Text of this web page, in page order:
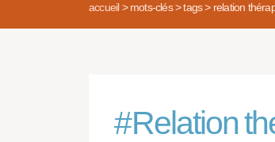
accueil> mots-clés> tags> relation
#Relation